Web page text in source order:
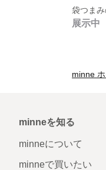
袋つま
展示中
minne
minneを知る
minneについて
minneで買いたい